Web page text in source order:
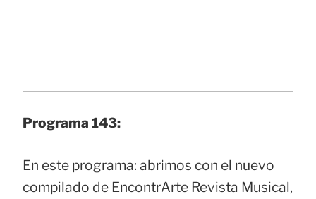
Programa 143:
En este programa: abrimos con el nuevo
compilado de EncontrArte Revista Musical,